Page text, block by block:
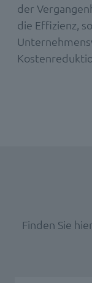
der
die Effizienz,
Finden Sie